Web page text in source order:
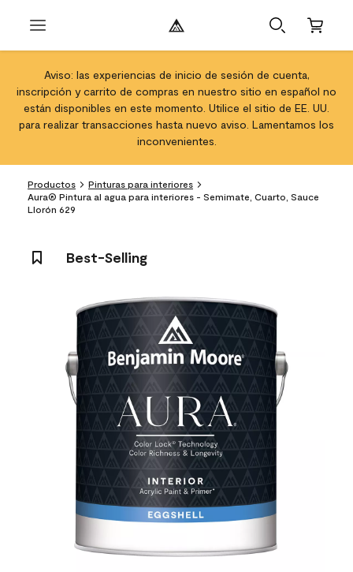
Aviso: las experiencias de inicio de sesión de cuenta,
inscripción y carrito de compras en nuestro sitio en español no
están disponibles en este momento. Utilice el sitio de EE. UU.
para realizar transacciones hasta nuevo aviso. Lamentamos los
inconvenientes.
Productos
Pinturas para interiores
Aura® Pintura al agua para interiores - Semimate, Cuarto, Sauce
Llorón 629
Best-Selling